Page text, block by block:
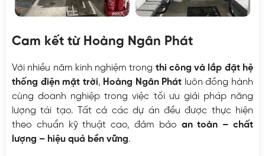
Cam kết từ Hoàng Ngân Phát
Với nhiều năm kinh nghiệm trong thi công và lắp đặt hệ
thống điện mặt trời, Hoàng Ngân Phát luôn đồng hành
cùng doanh nghiệp trong việc tối ưu giải pháp năng
lượng tái tạo. Tất cả các dự án đều được thực hiện
theo chuẩn kỹ thuật cao, đảm bảo an toàn – chất
lượng – hiệu quả bền vững.